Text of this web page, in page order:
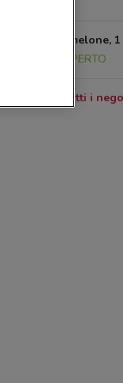
Via Rocciamelone,
APERTO
Tutti i